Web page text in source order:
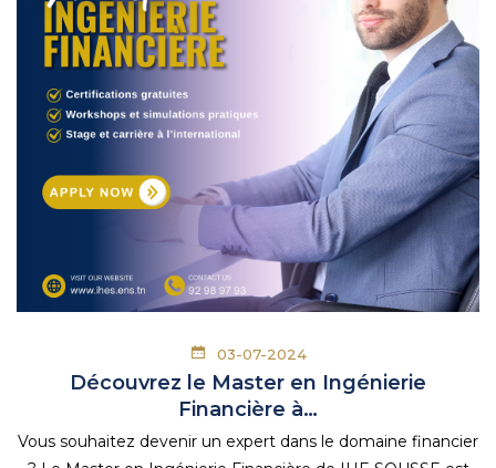
03-07-2024
Découvrez le Master en Ingénierie
Financière à…
Vous souhaitez devenir un expert dans le domaine financier